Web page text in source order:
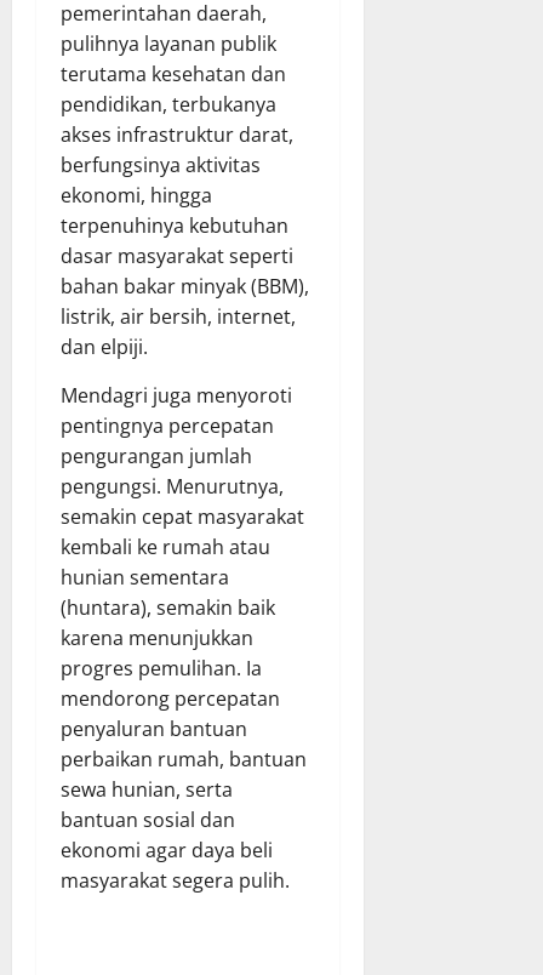
pemerintahan daerah,
pulihnya layanan publik
terutama kesehatan dan
pendidikan, terbukanya
akses infrastruktur darat,
berfungsinya aktivitas
ekonomi, hingga
terpenuhinya kebutuhan
dasar masyarakat seperti
bahan bakar minyak (BBM),
listrik, air bersih, internet,
dan elpiji.
Mendagri juga menyoroti
pentingnya percepatan
pengurangan jumlah
pengungsi. Menurutnya,
semakin cepat masyarakat
kembali ke rumah atau
hunian sementara
(huntara), semakin baik
karena menunjukkan
progres pemulihan. Ia
mendorong percepatan
penyaluran bantuan
perbaikan rumah, bantuan
sewa hunian, serta
bantuan sosial dan
ekonomi agar daya beli
masyarakat segera pulih.